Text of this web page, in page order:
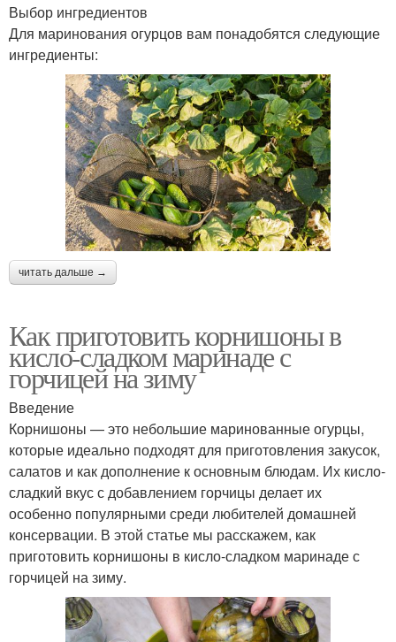
Выбор ингредиентов
Для маринования огурцов вам понадобятся следующие
ингредиенты:
читать дальше →
Как приготовить корнишоны в
кисло-сладком маринаде с
горчицей на зиму
Введение
Корнишоны — это небольшие маринованные огурцы,
которые идеально подходят для приготовления закусок,
салатов и как дополнение к основным блюдам. Их кисло-
сладкий вкус с добавлением горчицы делает их
особенно популярными среди любителей домашней
консервации. В этой статье мы расскажем, как
приготовить корнишоны в кисло-сладком маринаде с
горчицей на зиму.